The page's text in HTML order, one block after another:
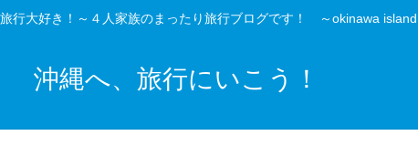
行大好き！～４人家族のまったり旅行ブログです！ ～okinawa island
沖縄へ、旅行にいこう！